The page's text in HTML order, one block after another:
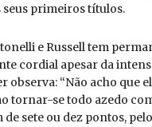
seus primeiros títulos.
e Russell tem
cordial apesar da
observa: “Não acho que
tornar-se todo azedo
sete ou dez pontos,